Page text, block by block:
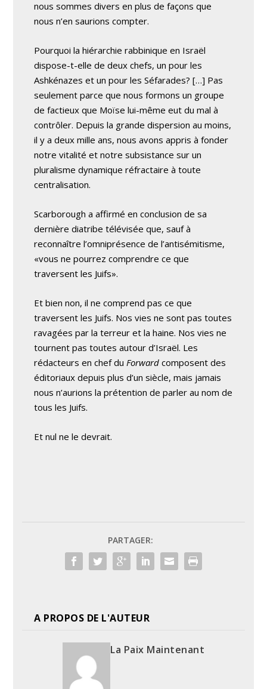
nous sommes divers en plus de façons que
nous n’en saurions compter.
Pourquoi la hiérarchie rabbinique en Israël
dispose-t-elle de deux chefs, un pour les
Ashkénazes et un pour les Séfarades? […] Pas
seulement parce que nous formons un groupe
de factieux que Moïse lui-même eut du mal à
contrôler. Depuis la grande dispersion au moins,
il y a deux mille ans, nous avons appris à fonder
notre vitalité et notre subsistance sur un
pluralisme dynamique réfractaire à toute
centralisation.
Scarborough a affirmé en conclusion de sa
dernière diatribe télévisée que, sauf à
reconnaître l’omniprésence de l’antisémitisme,
«vous ne pourrez comprendre ce que
traversent les Juifs».
Et bien non, il ne comprend pas ce que
traversent les Juifs. Nos vies ne sont pas toutes
ravagées par la terreur et la haine. Nos vies ne
tournent pas toutes autour d’Israël. Les
rédacteurs en chef duForward composent des
éditoriaux depuis plus d’un siècle, mais jamais
nous n’aurions la prétention de parler au nom de
tous les Juifs.
Et nul ne le devrait.
PARTAGER:
A PROPOS DE L'AUTEUR
La Paix Maintenant